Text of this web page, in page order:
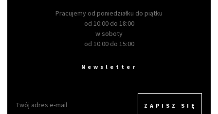
Pracujemy od poniedziałku do piątku
od 10:00 do 18:00
w soboty
od 10:00 do 15:00
Newsletter
ZAPISZ SIĘ